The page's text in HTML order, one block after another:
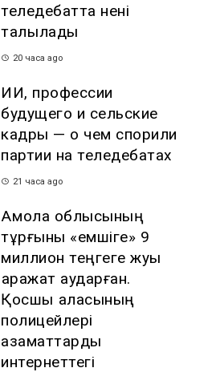
теледебатта нені
талқылады
20 часа ago
ИИ, профессии
будущего и сельские
кадры — о чем спорили
партии на теледебатах
21 часа ago
Ақмола облысының
тұрғыны «емшіге» 9
миллион теңгеге жуық
қаражат аударған.
Қосшы қаласының
полицейлері
азаматтарды
интернеттегі